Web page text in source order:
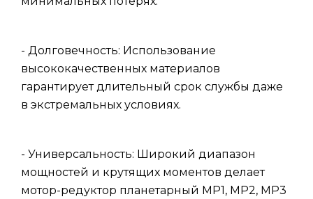
- Долговечность: Использование
высококачественных материалов
гарантирует длительный срок службы даже
в экстремальных условиях.
- Универсальность: Широкий диапазон
мощностей и крутящих моментов делает
мотор-редуктор планетарный МР1, МР2, МР3